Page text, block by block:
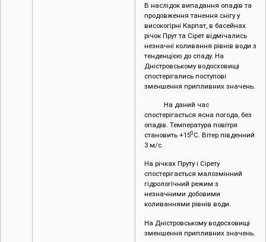
В наслідок випадання опадів та
продовження танення снігу у
високогірні Карпат, в басейнах
річок Прут та Сірет відмічались
незначні коливання рівнів води з
тенденцією до спаду. На
Дністровському водосховищі
спостерігались поступові
зменшення припливних значень.
На даний час
спостерігається ясна погода, без
опадів. Температура повітря
становить +150 С. Вітер південний
3 м/с.
На річках Пруту і Сірету
спостерігається малозмінний
гідрологічний режим з
незначними добовими
коливаннями рівнів води.
На Дністровському водосховищі
зменшення припливних значень.